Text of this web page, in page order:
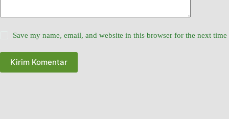
Save my name, email, and website in this browser for the next
Kirim Komentar